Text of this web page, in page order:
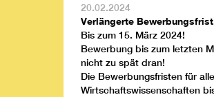
20.02.2024
Verlängerte
Bis zum 15. März 2024!
Bewerbung bis zum letzten
nicht zu spät dran!
Die Bewerbungsfristen für
Wirtschaftswissenschaften